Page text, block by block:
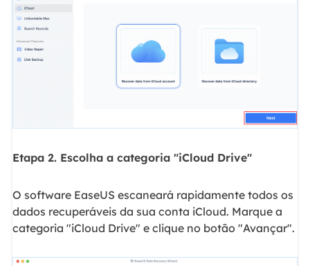
Etapa 2. Escolha a categoria "iCloud Drive"
O software EaseUS escaneará rapidamente todos os
dados recuperáveis ​​da sua conta iCloud. Marque a
categoria "iCloud Drive" e clique no botão "Avançar".